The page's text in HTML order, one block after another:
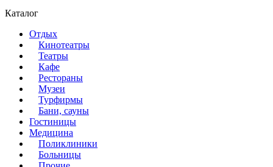
Каталог
Отдых
Кинотеатры
Театры
Кафе
Рестораны
Музеи
Турфирмы
Бани, сауны
Гостиницы
Медицина
Поликлиники
Больницы